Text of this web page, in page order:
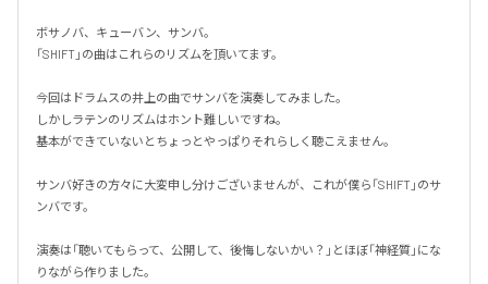
ボサノバ、キューバン、サンバ。
「SHIFT」の曲はこれらのリズムを頂いてます。
今回はドラムスの井上の曲でサンバを演奏してみました。
しかしラテンのリズムはホント難しいですね。
基本ができていないとちょっとやっぱりそれらしく聴こえません。
サンバ好きの方々に大変申し分けございませんが、これが僕ら「SHIFT」のサ
ンバです。
演奏は「聴いてもらって、公開して、後悔しないかい？」とほぼ「神経質」にな
りながら作りました。